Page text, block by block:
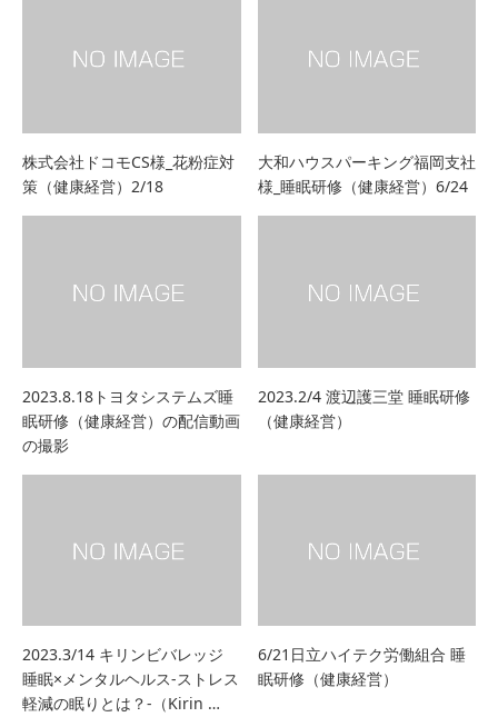
株式会社ドコモCS様_花粉症対
策（健康経営）2/18
大和ハウスパーキング福岡支社
様_睡眠研修（健康経営）6/24
2023.8.18トヨタシステムズ睡
眠研修（健康経営）の配信動画
の撮影
2023.2/4 渡辺護三堂 睡眠研修
（健康経営）
2023.3/14 キリンビバレッジ
睡眠×メンタルヘルス-ストレス
軽減の眠りとは？-（Kirin …
6/21日立ハイテク労働組合 睡
眠研修（健康経営）